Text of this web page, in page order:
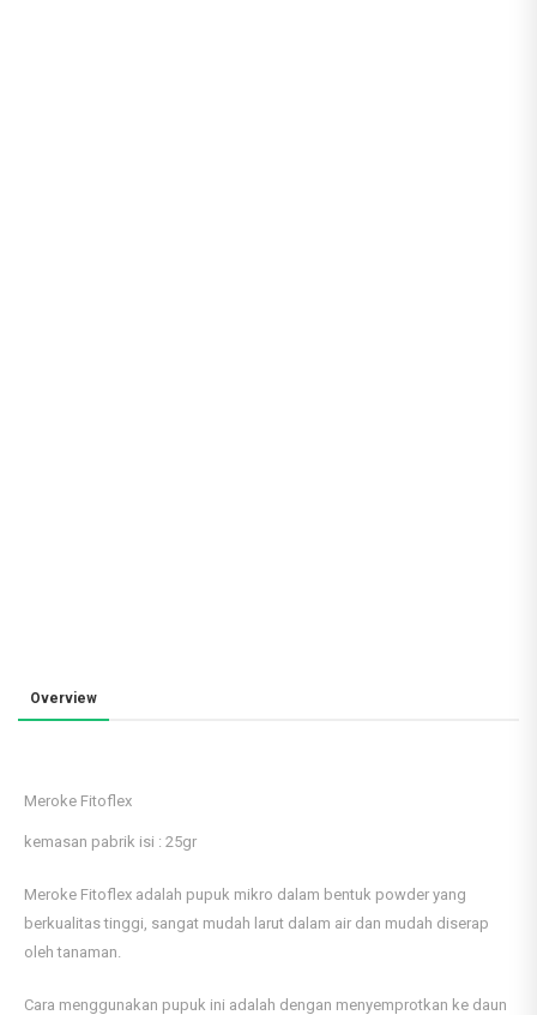
Overview
Meroke Fitoflex
kemasan pabrik isi : 25gr
Meroke Fitoflex adalah pupuk mikro dalam bentuk powder yang
berkualitas tinggi, sangat mudah larut dalam air dan mudah diserap
oleh tanaman.
Cara menggunakan pupuk ini adalah dengan menyemprotkan ke daun